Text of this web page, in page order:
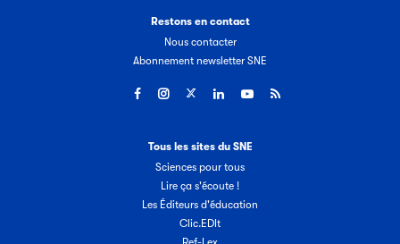
Restons en contact
Nous contacter
Abonnement newsletter SNE
Tous les sites du SNE
Sciences pour tous
Lire ça s'écoute !
Les Éditeurs d'éducation
Clic.EDIt